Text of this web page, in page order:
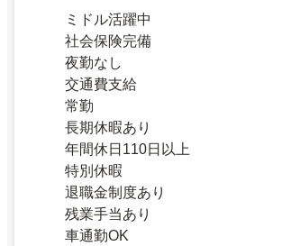
ミドル活躍中
社会保険完備
夜勤なし
交通費支給
常勤
長期休暇あり
年間休日110日以上
特別休暇
退職金制度あり
残業手当あり
車通勤OK